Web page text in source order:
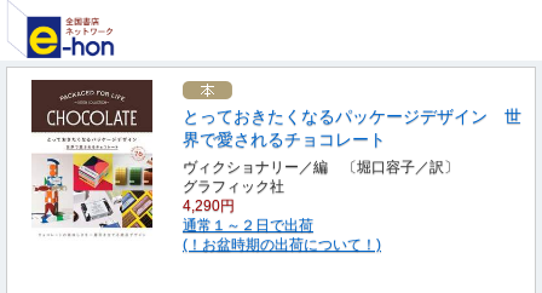
とっておきたくなるパッケージデザイン 世
界で愛されるチョコレート
ヴィクショナリー／編 〔堀口容子／訳〕
グラフィック社
4,290円
通常１～２日で出荷
(！お盆時期の出荷について！)